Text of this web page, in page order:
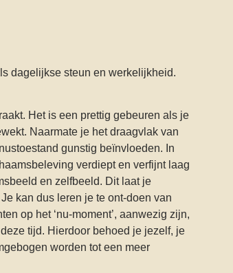
dagelijkse steun en werkelijkheid.
Het is een prettig gebeuren als je
Naarmate je het draagvlak van
gunstig beïnvloeden. In
verdiept en verfijnt laag
en zelfbeeld. Dit laat je
kan dus leren je te ont-doen van
op het ‘nu-moment’, aanwezig zijn,
tijd. Hierdoor behoed je jezelf, je
worden tot een meer